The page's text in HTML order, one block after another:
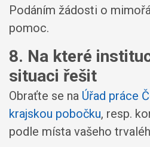
Podáním žádosti o
pomoc.
8. Na které
situaci řešit
Obraťte se na Úřad práce
krajskou pobočku, resp.
podle místa vašeho